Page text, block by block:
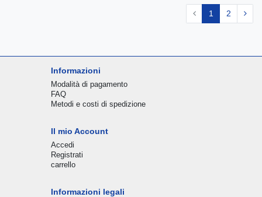
1 2
Informazioni
Modalità di pagamento
FAQ
Metodi e costi di spedizione
Il mio Account
Accedi
Registrati
carrello
Informazioni legali